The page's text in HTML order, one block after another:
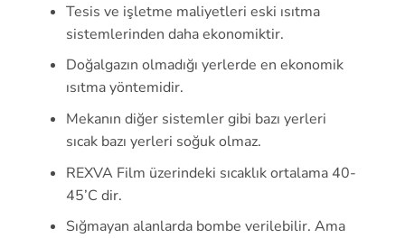
Tesis ve işletme maliyetleri eski ısıtma
sistemlerinden daha ekonomiktir.
Doğalgazın olmadığı yerlerde en ekonomik
ısıtma yöntemidir.
Mekanın diğer sistemler gibi bazı yerleri
sıcak bazı yerleri soğuk olmaz.
REXVA Film üzerindeki sıcaklık ortalama 40-
45’C dir.
Sığmayan alanlarda bombe verilebilir. Ama